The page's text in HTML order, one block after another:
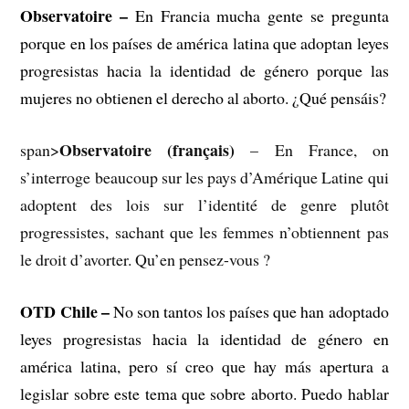
Observatoire – En Francia mucha gente se pregunta
porque en los países de américa latina que adoptan leyes
progresistas hacia la identidad de género porque las
mujeres no obtienen el derecho al aborto. ¿Qué pensáis?
span>Observatoire (français) – En France, on
s’interroge beaucoup sur les pays d’Amérique Latine qui
adoptent des lois sur l’identité de genre plutôt
progressistes, sachant que les femmes n’obtiennent pas
le droit d’avorter. Qu’en pensez-vous ?
OTD Chile –No son tantos los países que han adoptado
leyes progresistas hacia la identidad de género en
américa latina, pero sí creo que hay más apertura a
legislar sobre este tema que sobre aborto. Puedo hablar